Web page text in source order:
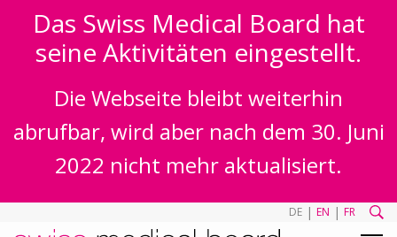
Das Swiss Medical Board hat
seine Aktivitäten eingestellt.
Die Webseite bleibt weiterhin
abrufbar, wird aber nach dem 30. Juni
2022 nicht mehr aktualisiert.
DE | EN | FR